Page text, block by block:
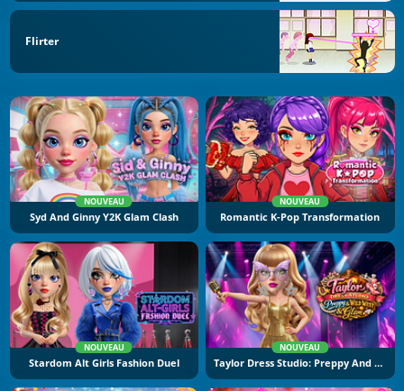
Flirter
NOUVEAU
Syd And Ginny Y2K Glam Clash
NOUVEAU
Romantic K-Pop Transformation
NOUVEAU
Stardom Alt Girls Fashion Duel
NOUVEAU
Taylor Dress Studio: Preppy And Wild West Glam